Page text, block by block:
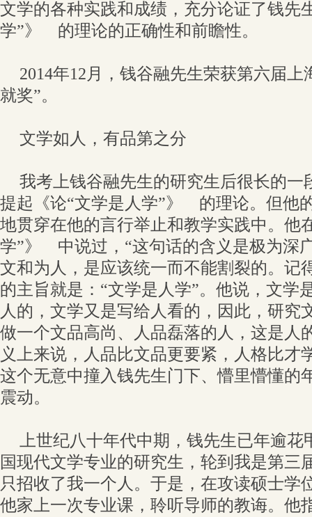
文学的各种实践和成绩，充分论证了钱
学”》 的理论的正确性和前瞻性。
2014年12月，钱谷融先生荣获第六届上
就奖”。
文学如人，有品第之分
我考上钱谷融先生的研究生后很长的一
提起《论“文学是人学”》 的理论。但他
地贯穿在他的言行举止和教学实践中。
学”》 中说过，“这句话的含义是极为深
文和为人，是应该统一而不能割裂的。记
的主旨就是：“文学是人学”。他说，文学
人的，文学又是写给人看的，因此，研究
做一个文品高尚、人品磊落的人，这是人
义上来说，人品比文品更要紧，人格比才
这个无意中撞入钱先生门下、懵里懵懂的
震动。
上世纪八十年代中期，钱先生已年逾
国现代文学专业的研究生，轮到我是第三
只招收了我一个人。于是，在攻读硕士学
他家上一次专业课，聆听导师的教诲。他